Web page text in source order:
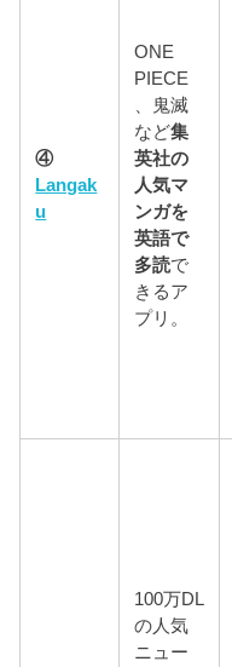
④
Langak
u
ONE
PIECE
、鬼滅
など集
英社の
人気マ
ンガを
英語で
多読で
きるア
プリ。
100万DL
の人気
ニュー